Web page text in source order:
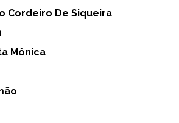
Cordeiro De Siqueira
Mônica